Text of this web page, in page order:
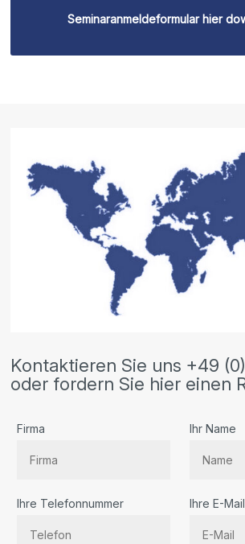
Seminaranmeldeformular hier
Kontaktieren Sie uns +49
oder fordern Sie hier einen
Firma Ihr Name
Ihre Telefonnummer Ihre E-